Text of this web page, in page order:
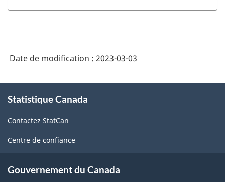
Date de modification : 2023-03-03
propos
ce
site
Statistique Canada
Contactez StatCan
Centre de confiance
Gouvernement du Canada